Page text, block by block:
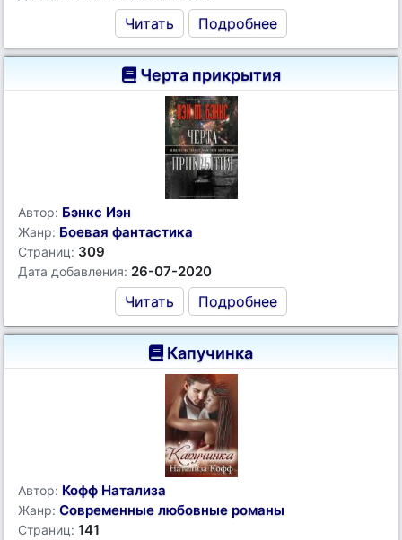
Читать Подробнее
Черта прикрытия
Автор: Бэнкс Иэн
Жанр: Боевая фантастика
Страниц: 309
Дата добавления: 26-07-2020
Читать Подробнее
Капучинка
Автор: Кофф Натализа
Жанр: Современные любовные романы
Страниц: 141